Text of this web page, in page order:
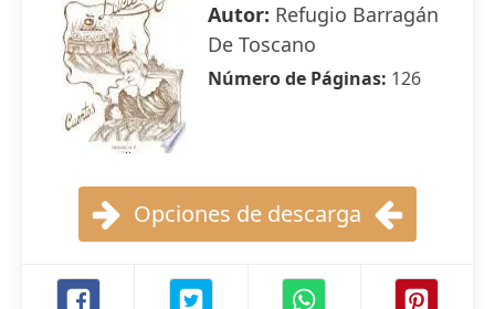
Autor: Refugio Barragán
De Toscano
Número de Páginas: 126
Opciones de descarga